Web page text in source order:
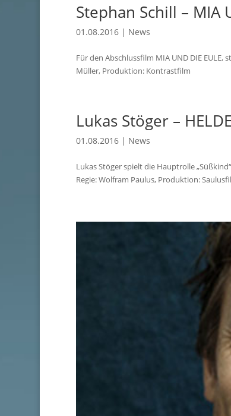
Stephan Schill – MIA
01.08.2016| News
Für den Abschlussfilm MIA UND DIE
Müller, Produktion: Kontrastfilm
Lukas Stöger –
01.08.2016| News
Lukas Stöger spielt die Hauptrolle
Regie: Wolfram Paulus, Produktion: